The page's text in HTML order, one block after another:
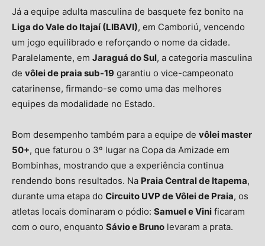
Já a equipe adulta masculina de basquete fez bonito na
Liga do Vale do Itajaí (LIBAVI), em Camboriú, vencendo
um jogo equilibrado e reforçando o nome da cidade.
Paralelamente, em Jaraguá do Sul, a categoria masculina
de vôlei de praia sub-19 garantiu o vice-campeonato
catarinense, firmando-se como uma das melhores
equipes da modalidade no Estado.
Bom desempenho também para a equipe de vôlei master
50+, que faturou o 3º lugar na Copa da Amizade em
Bombinhas, mostrando que a experiência continua
rendendo bons resultados. Na Praia Central de Itapema,
durante uma etapa do Circuito UVP de Vôlei de Praia, os
atletas locais dominaram o pódio: Samuel e Vini ficaram
com o ouro, enquanto Sávio e Bruno levaram a prata.